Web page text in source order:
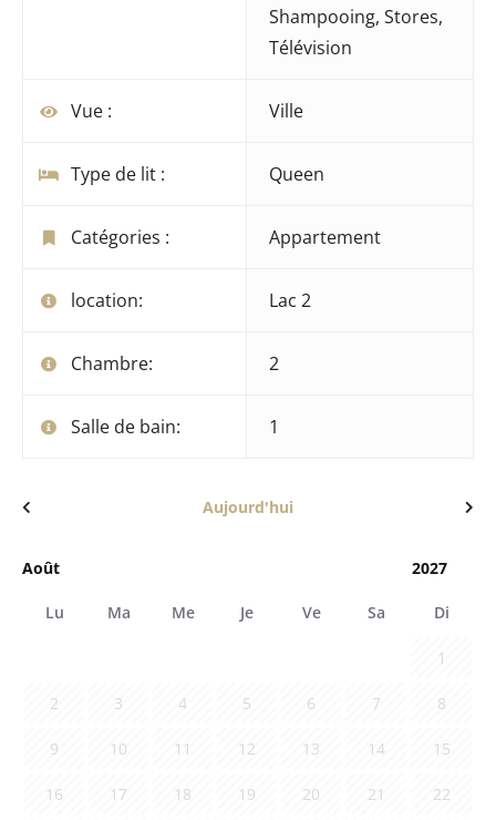
Shampooing, Stores,
Télévision
Vue : Ville
Type de lit : Queen
Catégories : Appartement
location: Lac 2
Chambre: 2
Salle de bain: 1
Aujourd'hui
Lu Ma Me Je Ve Sa Di
1
2 3 4 5 6 7 8
9 10 11 12 13 14 15
16 17 18 19 20 21 22